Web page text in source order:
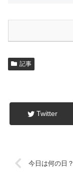
記事
Twitter
今日は何の日？